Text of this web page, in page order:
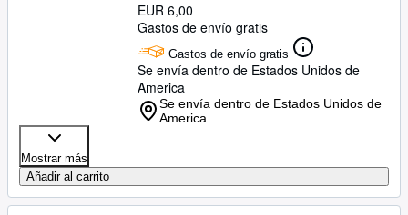
EUR 6,00
Gastos de envío gratis
Gastos de envío gratis
Se envía dentro de Estados Unidos de
America
Se envía dentro de Estados Unidos de
America
Mostrar más
Añadir al carrito